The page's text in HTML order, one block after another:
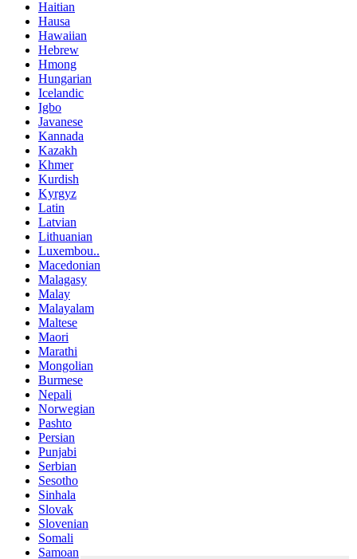
Haitian
Hausa
Hawaiian
Hebrew
Hmong
Hungarian
Icelandic
Igbo
Javanese
Kannada
Kazakh
Khmer
Kurdish
Kyrgyz
Latin
Latvian
Lithuanian
Luxembou..
Macedonian
Malagasy
Malay
Malayalam
Maltese
Maori
Marathi
Mongolian
Burmese
Nepali
Norwegian
Pashto
Persian
Punjabi
Serbian
Sesotho
Sinhala
Slovak
Slovenian
Somali
Samoan